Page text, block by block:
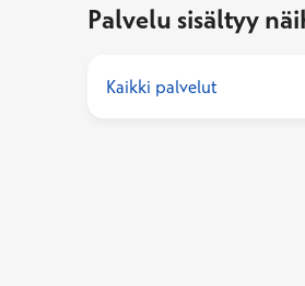
Palvelu sisältyy
Kaikki palvelut